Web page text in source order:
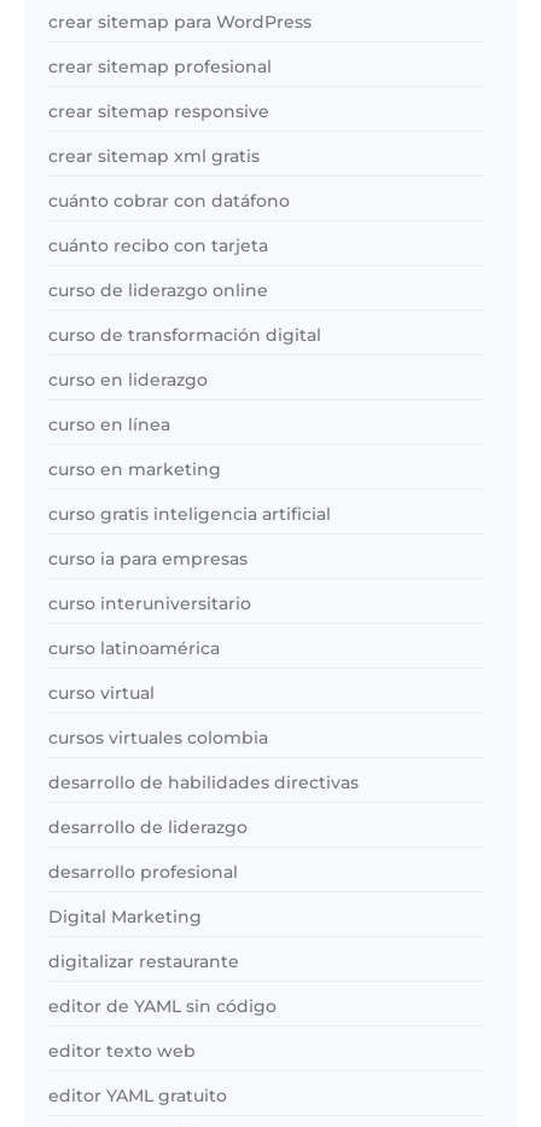
crear sitemap para WordPress
crear sitemap profesional
crear sitemap responsive
crear sitemap xml gratis
cuánto cobrar con datáfono
cuánto recibo con tarjeta
curso de liderazgo online
curso de transformación digital
curso en liderazgo
curso en línea
curso en marketing
curso gratis inteligencia artificial
curso ia para empresas
curso interuniversitario
curso latinoamérica
curso virtual
cursos virtuales colombia
desarrollo de habilidades directivas
desarrollo de liderazgo
desarrollo profesional
Digital Marketing
digitalizar restaurante
editor de YAML sin código
editor texto web
editor YAML gratuito